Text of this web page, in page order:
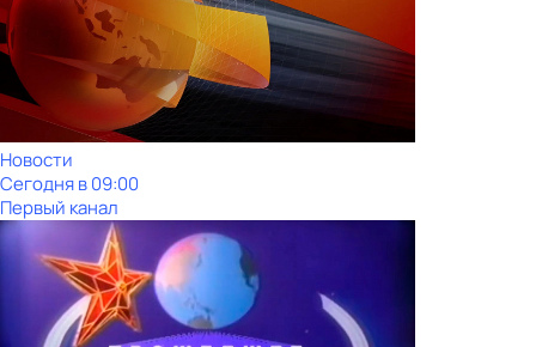
Новости
Сегодня в 09:00
Первый канал